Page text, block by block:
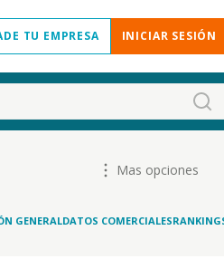
TU EMPRESA INICIAR SESIÓN
Mas opciones
GENERALDATOS COMERCIALES